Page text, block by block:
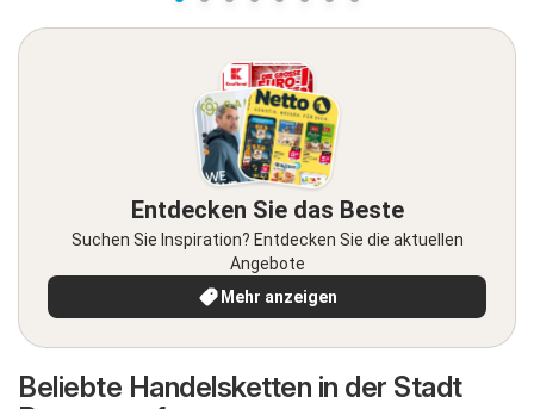
Entdecken Sie das Beste
Suchen Sie Inspiration? Entdecken Sie die aktuellen
Angebote
Mehr anzeigen
Beliebte Handelsketten in der Stadt